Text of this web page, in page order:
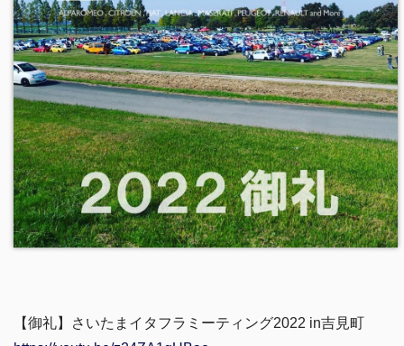
【御礼】さいたまイタフラミーティング2022 in吉見町